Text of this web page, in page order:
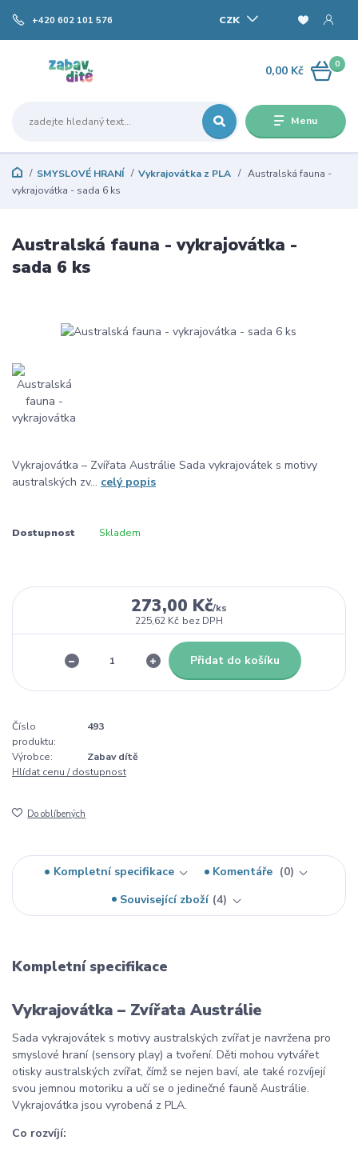
Menu
CZK
+420 602 101 576
0
0,00 Kč
SMYSLOVÉ HRANÍ Vykrajovátka z PLA
Australská fauna -
vykrajovátka - sada 6 ks
Australská fauna - vykrajovátka -
sada 6 ks
Vykrajovátka – Zvířata Austrálie Sada vykrajovátek s motivy
australských zv... celý popis
Dostupnost Skladem
273,00 Kč/ks
225,62 Kč bez DPH
Přidat do košíku
Číslo
produktu:
493
Výrobce:
Zabav dítě
Hlídat cenu / dostupnost
Do oblíbených
Kompletní specifikace Komentáře
0
Související zboží 4
Kompletní specifikace
Vykrajovátka – Zvířata Austrálie
Sada vykrajovátek s motivy australských zvířat je navržena pro
smyslové hraní (sensory play) a tvoření. Děti mohou vytvářet
otisky australských zvířat, čímž se nejen baví, ale také rozvíjejí
svou jemnou motoriku a učí se o jedinečné fauně Austrálie.
Vykrajovátka jsou vyrobená z PLA.
Co rozvíjí: